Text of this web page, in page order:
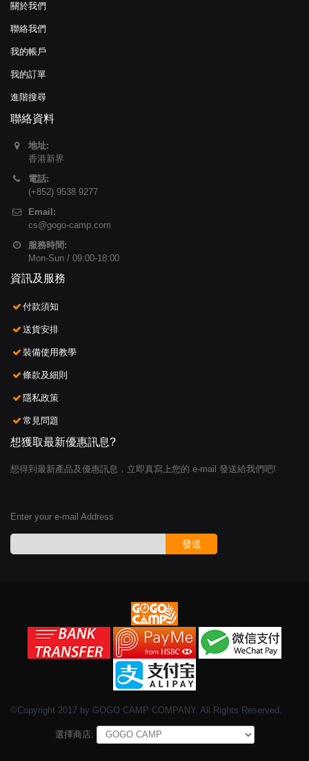
關於我們
聯絡我們
我的帳戶
我的訂單
進階搜尋
聯絡資料
地址:
香港新界
電話:
(+852) 9538 9277
Email:
cs@gogo-camp.com
服務時間:
Mon-Sun / 09:00-18:00
資訊及服務
付款須知
送貨安排
裝備使用教學
條款及細則
隱私政策
常見問題
想獲取最新優惠訊息?
想得到最新產品及優惠訊息，立即真寫上您的 e-mail 發送給我們吧!
Enter your e-mail Address
發送
©Copyright 2017 by GOGO CAMP COMPANY. All Rights Reserved.
選擇商店: